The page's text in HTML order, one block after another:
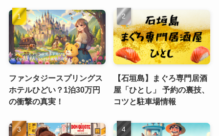
ファンタジースプリングス
ホテルひどい？1泊30万円
の衝撃の真実！
【石垣島】まぐろ専門居酒
屋「ひとし」 予約の裏技、
コツと駐車場情報